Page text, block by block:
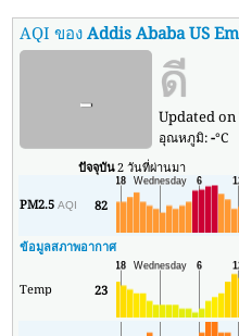
AQI ของAddis Ababa US
- ดี
Updated on
อุณหภูมิ:-°C
ปัจจุบัน2 วันที่ผ่านมา
PM2.5AQI 82
ข้อมูลสภาพอากาศ
Temp 23